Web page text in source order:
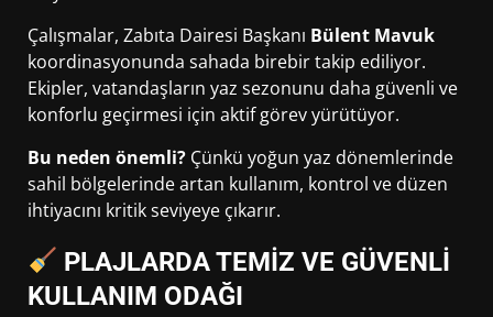
Çalışmalar, Zabıta Dairesi Başkanı Bülent Mavuk
koordinasyonunda sahada birebir takip ediliyor.
Ekipler, vatandaşların yaz sezonunu daha güvenli ve
konforlu geçirmesi için aktif görev yürütüyor.
Bu neden önemli? Çünkü yoğun yaz dönemlerinde
sahil bölgelerinde artan kullanım, kontrol ve düzen
ihtiyacını kritik seviyeye çıkarır.
PLAJLARDA TEMİZ VE GÜVENLİ
KULLANIM ODAĞI